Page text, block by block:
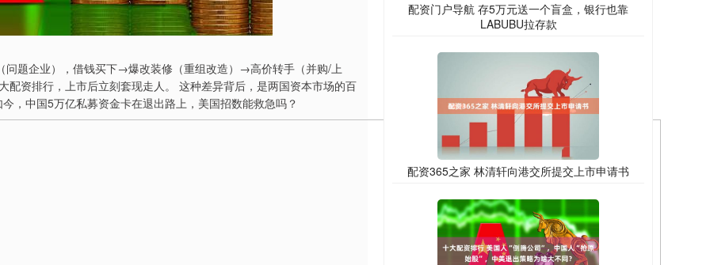
问题企业），借钱买下→爆改装修（重组改造）→高价转手（并购/上
资排行，上市后立刻套现走人。 这种差异背后，是两国资本市场的百
，中国5万亿私募资金卡在退出路上，美国招数能救急吗？
配资门户导航 存5万元送一个盲盒，银行也靠
LABUBU拉存款
配资365之家 林清轩向港交所提交上市申请书